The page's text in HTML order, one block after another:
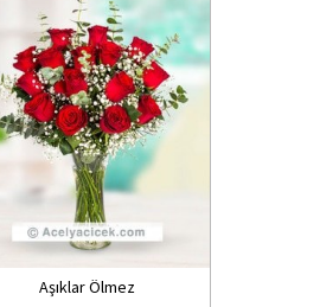
Aşıklar Ölmez